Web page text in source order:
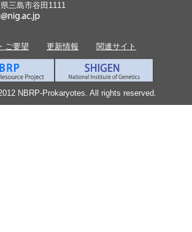
三島市谷田1111
ご要望 更新情報 関連サイト
NBRP-Prokaryotes. All rights reserved.